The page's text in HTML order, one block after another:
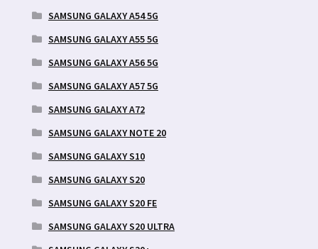
SAMSUNG GALAXY A54 5G
SAMSUNG GALAXY A55 5G
SAMSUNG GALAXY A56 5G
SAMSUNG GALAXY A57 5G
SAMSUNG GALAXY A72
SAMSUNG GALAXY NOTE 20
SAMSUNG GALAXY S10
SAMSUNG GALAXY S20
SAMSUNG GALAXY S20 FE
SAMSUNG GALAXY S20 ULTRA